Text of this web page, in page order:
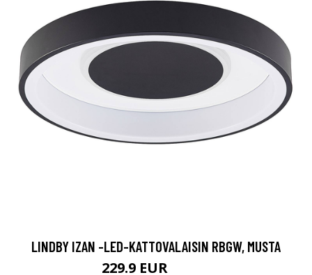
LINDBY IZAN -LED-KATTOVALAISIN RBGW, MUSTA
229.9 EUR